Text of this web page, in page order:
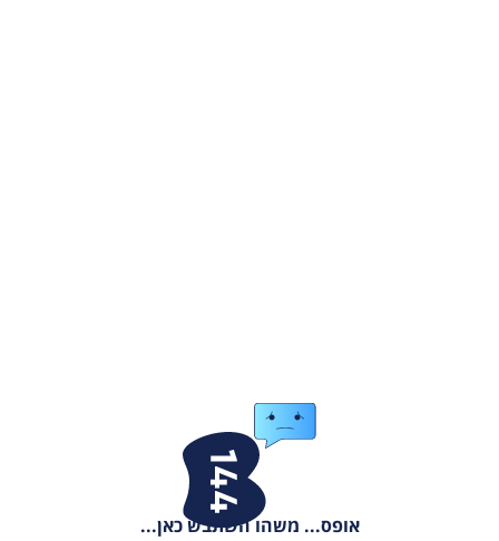
אופס... משהו השתבש כאן...